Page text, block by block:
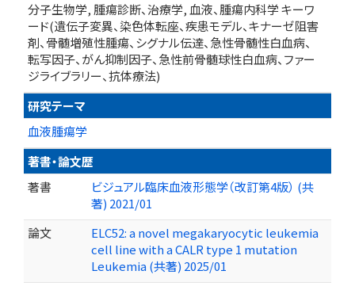
分子生物学, 腫瘍診断、治療学, 血液、腫瘍内科学 キーワ
ード(遺伝子変異、染色体転座、疾患モデル、キナーゼ阻害
剤、骨髄増殖性腫瘍、シグナル伝達、急性骨髄性白血病、
転写因子、がん抑制因子、急性前骨髄球性白血病、ファー
ジライブラリー、抗体療法)
研究テーマ
血液腫瘍学
著書・論文歴
著書
ビジュアル臨床血液形態学（改訂第4版） (共
著) 2021/01
論文
ELC52: a novel megakaryocytic leukemia
cell line with a CALR type 1 mutation
Leukemia (共著) 2025/01